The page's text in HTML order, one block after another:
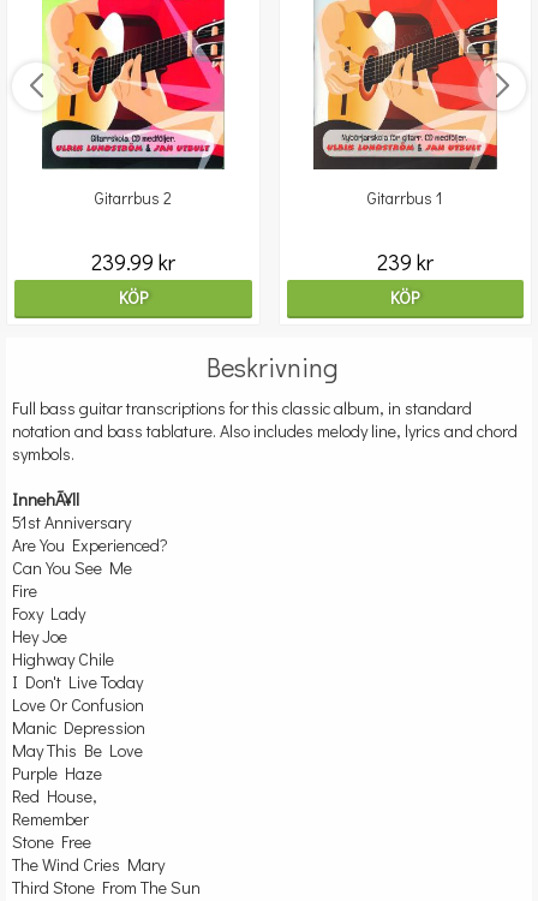
Gitarrbus 2
239.99 kr
KÖP
Gitarrbus 1
239 kr
KÖP
Beskrivning
Full bass guitar transcriptions for this classic album, in standard
notation and bass tablature. Also includes melody line, lyrics and chord
symbols.
InnehÃ¥ll
51st Anniversary
Are You Experienced?
Can You See Me
Fire
Foxy Lady
Hey Joe
Highway Chile
I Don't Live Today
Love Or Confusion
Manic Depression
May This Be Love
Purple Haze
Red House,
Remember
Stone Free
The Wind Cries Mary
Third Stone From The Sun